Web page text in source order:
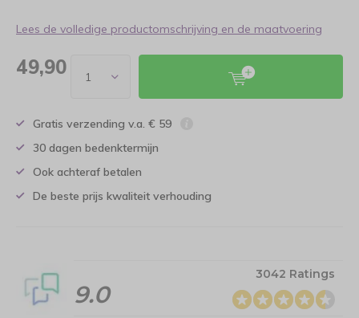
Lees de volledige productomschrijving en de maatvoering
49,90
Gratis verzending v.a. € 59
30 dagen bedenktermijn
Ook achteraf betalen
De beste prijs kwaliteit verhouding
9.0
3042 Ratings